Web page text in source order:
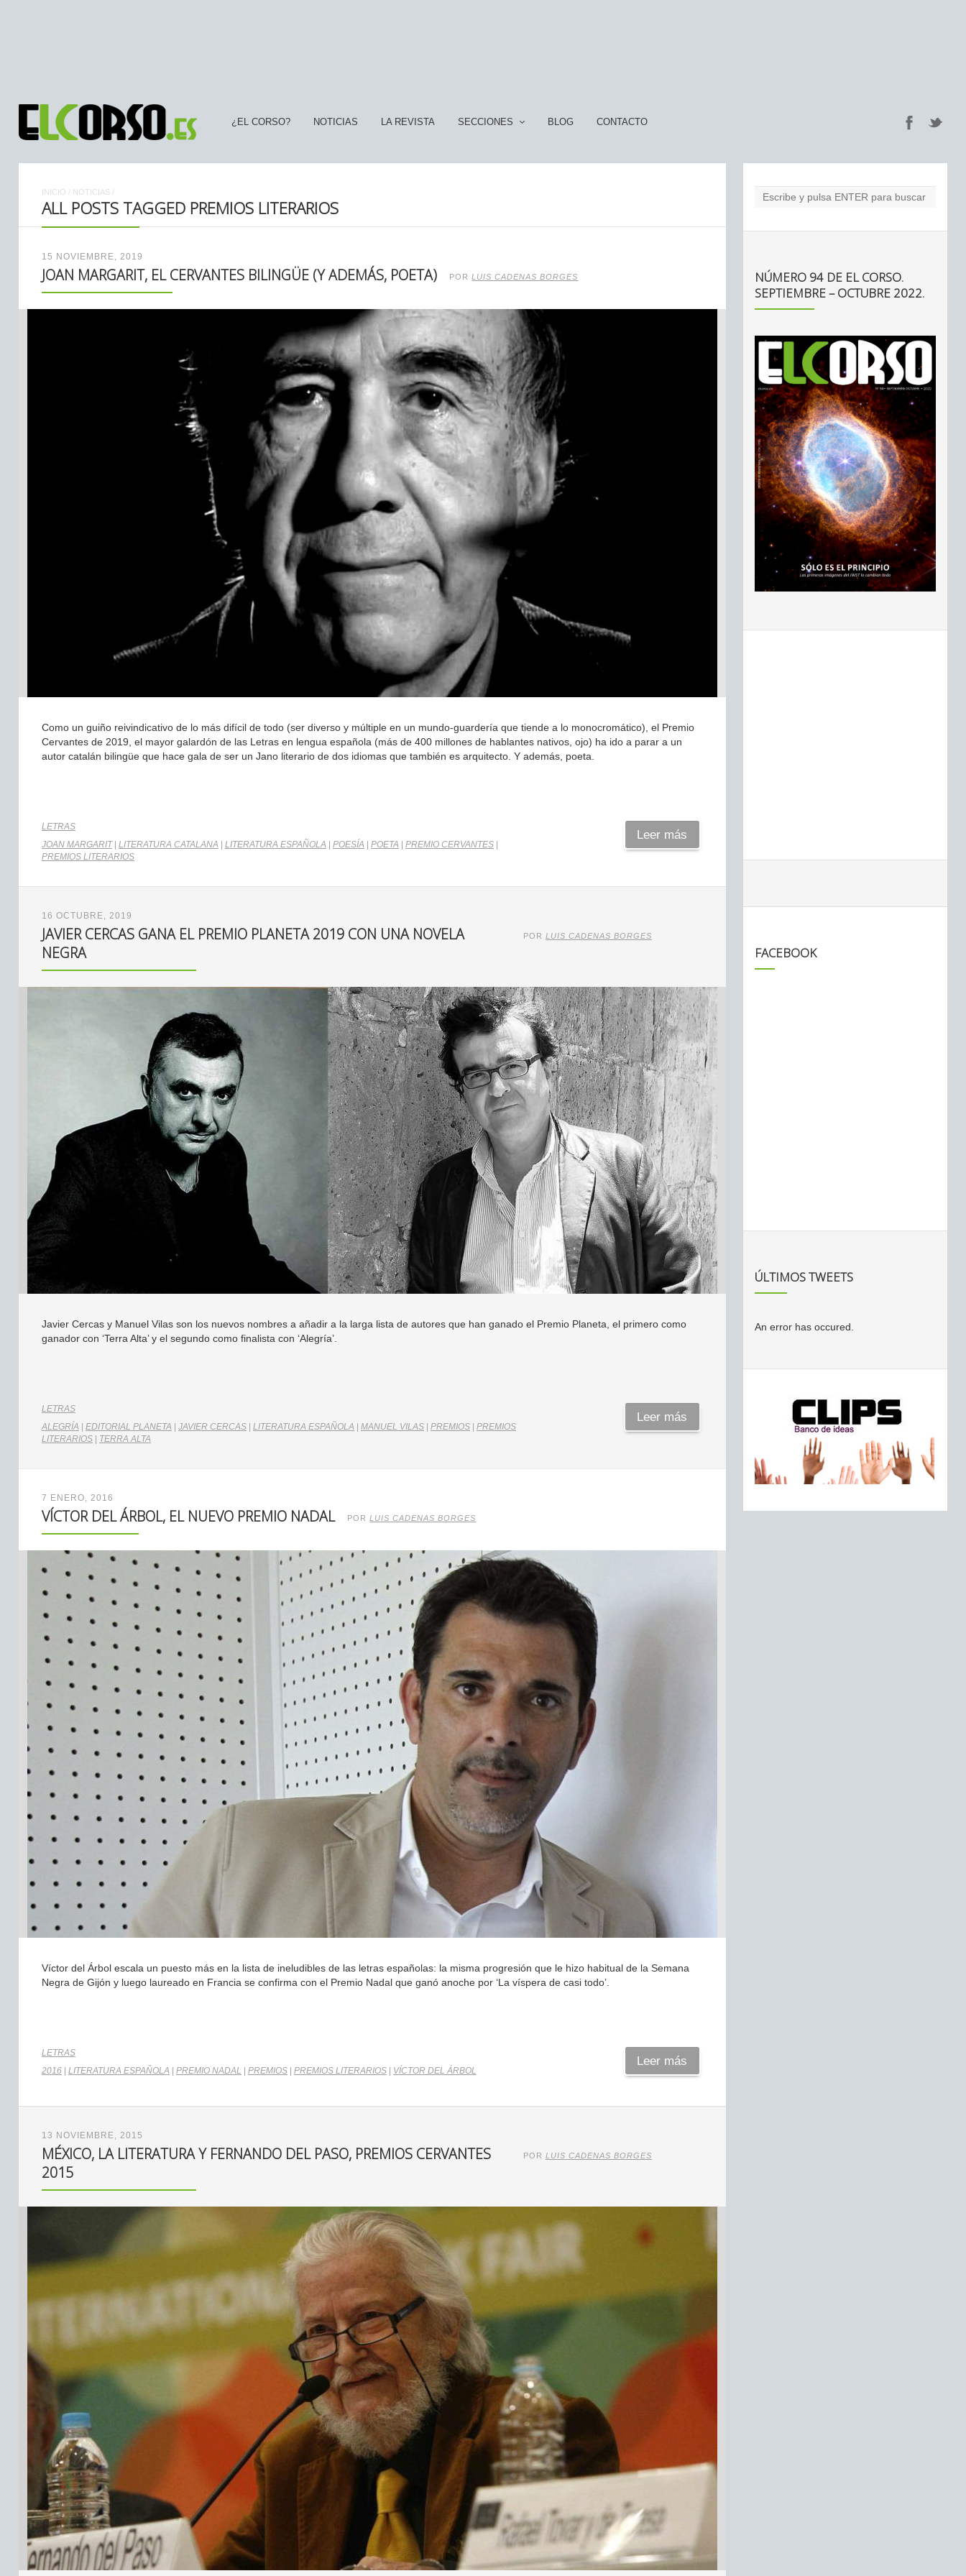
¿EL CORSO? NOTICIAS LA REVISTA SECCIONES BLOG CONTACTO
INICIO / NOTICIAS /
ALL POSTS TAGGED PREMIOS LITERARIOS
15 NOVIEMBRE, 2019
JOAN MARGARIT, EL CERVANTES BILINGÜE (Y ADEMÁS, POETA) PORLUIS CADENAS BORGES
Como un guiño reivindicativo de lo más difícil de todo (ser diverso y múltiple en un mundo-guardería que tiende a lo monocromático), el Premio
Cervantes de 2019, el mayor galardón de las Letras en lengua española (más de 400 millones de hablantes nativos, ojo) ha ido a parar a un
autor catalán bilingüe que hace gala de ser un Jano literario de dos idiomas que también es arquitecto. Y además, poeta.
LETRAS
JOAN MARGARIT| LITERATURA CATALANA LITERATURA ESPAÑOLA POESÍA POETA PREMIO CERVANTES
PREMIOS LITERARIOS
Leer más
16 OCTUBRE, 2019
JAVIER CERCAS GANA EL PREMIO PLANETA 2019 CON UNA NOVELA
NEGRA
POR LUIS CADENAS BORGES
Javier Cercas y Manuel Vilas son los nuevos nombres a añadir a la larga lista de autores que han ganado el Premio Planeta, el primero como
ganador con ‘Terra Alta’ y el segundo como finalista con ‘Alegría’.
LETRAS
ALEGRÍA
EDITORIAL PLANETA JAVIER CERCAS LITERATURA ESPAÑOLA MANUEL VILAS PREMIOS
PREMIOS
LITERARIOS
TERRA ALTA
Leer más
7 ENERO, 2016
VÍCTOR DEL ÁRBOL, EL NUEVO PREMIO NADAL PORLUIS CADENAS BORGES
Víctor del Árbol escala un puesto más en la lista de ineludibles de las letras españolas: la misma progresión que le hizo habitual de la Semana
Negra de Gijón y luego laureado en Francia se confirma con el Premio Nadal que ganó anoche por ‘La víspera de casi todo’.
LETRAS
2016
LITERATURA ESPAÑOLA PREMIO NADAL PREMIOS PREMIOS LITERARIOS VÍCTOR DEL ÁRBOL
Leer más
13 NOVIEMBRE, 2015
MÉXICO, LA LITERATURA Y FERNANDO DEL PASO, PREMIOS CERVANTES
2015
POR LUIS CADENAS BORGES
NÚMERO 94 DE EL CORSO.
SEPTIEMBRE – OCTUBRE 2022.
FACEBOOK
ÚLTIMOS TWEETS
An error has occured.